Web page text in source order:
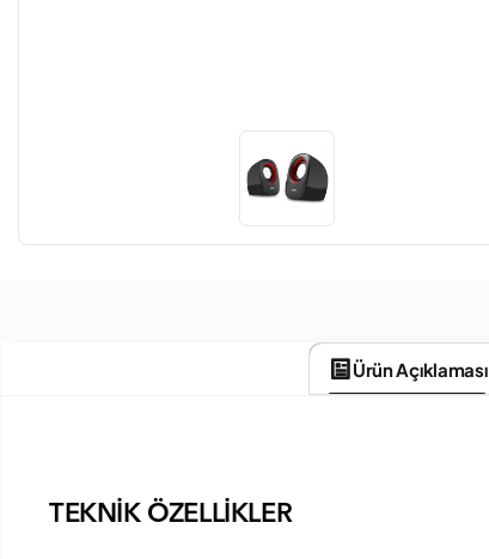
Ürün Açıklaması
TEKNİK ÖZELLİKLER